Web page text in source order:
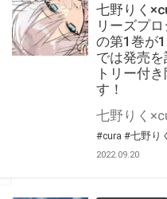
七野りく
リーズプ
の第1巻が
では発売
トリー付
す！
#cura #七野りく
2022.09.20